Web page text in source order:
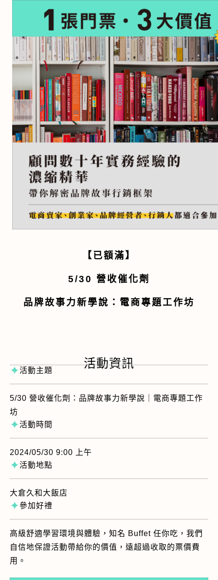
【已額滿】
5/30 營收催化劑
品牌故事力新學說：電商專題工作坊
活動資訊
✦活動主題
5/30 營收催化劑：品牌故事力新學說｜電商專題工作
坊
✦活動時間
2024/05/30 9:00 上午
✦活動地點
大倉久和大飯店
✦參加好禮
高級舒適學習環境與體驗，知名 Buffet 任你吃，我們
自信地保證活動帶給你的價值，遠超過收取的票價費
用。